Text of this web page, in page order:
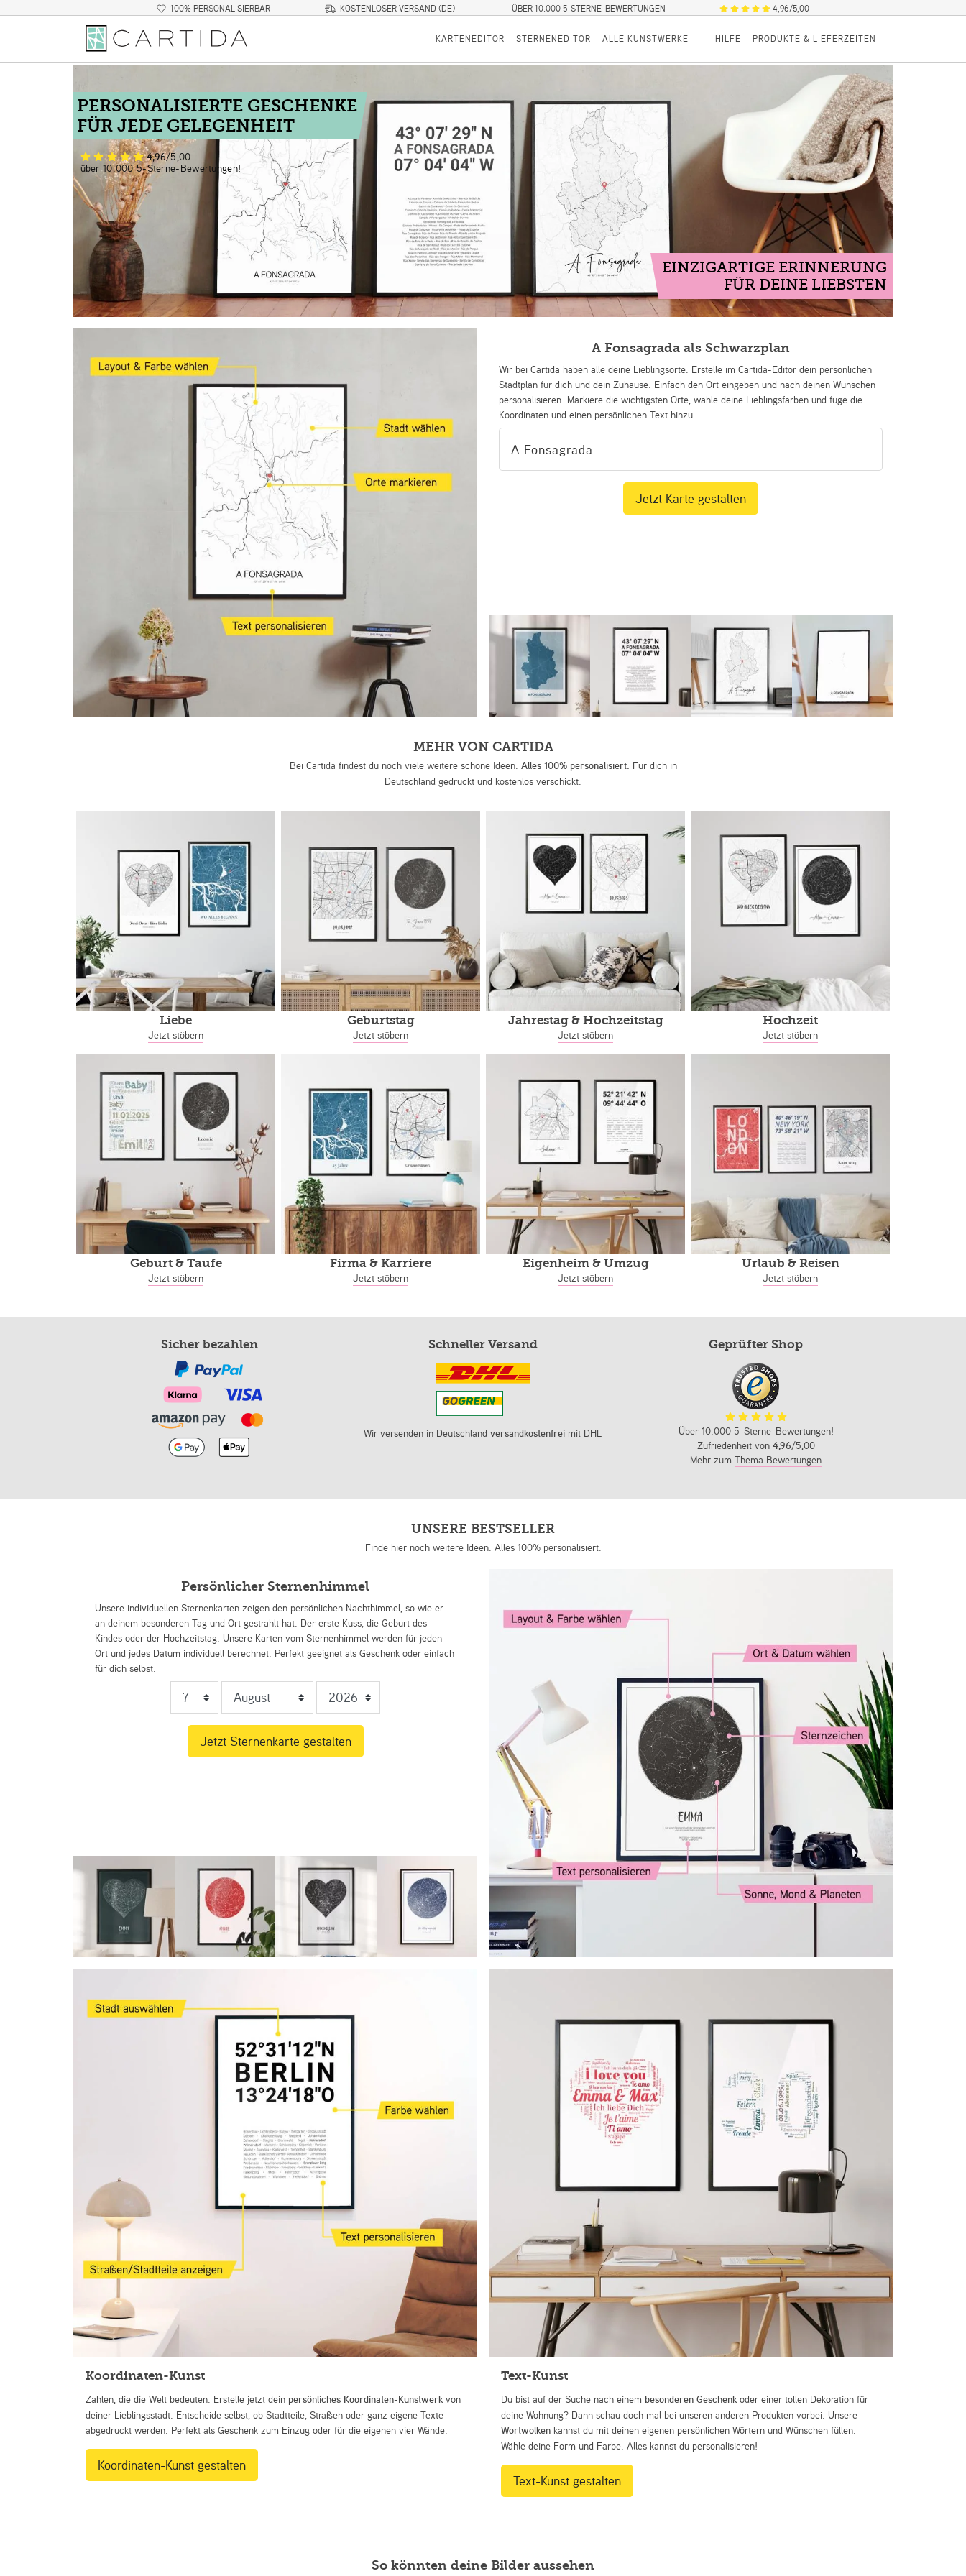
100% PERSONALISIERBAR KOSTENLOSER VERSAND (DE) ÜBER 10.000 5-STERNE-BEWERTUNGEN 4,96/5,00
KARTENEDITOR STERNENEDITOR ALLE KUNSTWERKE HILFE PRODUKTE & LIEFERZEITEN
PERSONALISIERTE GESCHENKE
FÜR JEDE GELEGENHEIT
4,96/5,00
über 10.000 5-Sterne-Bewertungen!
EINZIGARTIGE ERINNERUNG
FÜR DEINE LIEBSTEN
A Fonsagrada als Schwarzplan
Wir bei Cartida haben alle deine Lieblingsorte. Erstelle im Cartida-Editor dein persönlichen
Stadtplan für dich und dein Zuhause. Einfach den Ort eingeben und nach deinen Wünschen
personalisieren: Markiere die wichtigsten Orte, wähle deine Lieblingsfarben und füge die
Koordinaten und einen persönlichen Text hinzu.
Jetzt Karte gestalten
MEHR VON CARTIDA
Bei Cartida findest du noch viele weitere schöne Ideen. Alles 100% personalisiert. Für dich in
Deutschland gedruckt und kostenlos verschickt.
Liebe
Jetzt stöbern
Geburtstag
Jetzt stöbern
Jahrestag& Hochzeitstag
Jetzt stöbern
Hochzeit
Jetzt stöbern
Geburt & Taufe
Jetzt stöbern
Firma & Karriere
Jetzt stöbern
Eigenheim& Umzug
Jetzt stöbern
Urlaub & Reisen
Jetzt stöbern
Sicher bezahlen Schneller Versand
Wir versenden in Deutschlandversandkostenfrei mit DHL
Geprüfter Shop
Über 10.000 5-Sterne-Bewertungen!
Zufriedenheit von 4,96/5,00
Mehr zumThema Bewertungen
UNSERE BESTSELLER
Finde hier noch weitere Ideen. Alles 100% personalisiert.
Persönlicher Sternenhimmel
Unsere individuellen Sternenkarten zeigen den persönlichen Nachthimmel, so wie er
an deinem besonderen Tag und Ort gestrahlt hat. Der erste Kuss, die Geburt des
Kindes oder der Hochzeitstag. Unsere Karten vom Sternenhimmel werden für jeden
Ort und jedes Datum individuell berechnet. Perfekt geeignet als Geschenk oder einfach
für dich selbst.
Koordinaten-Kunst
Zahlen, die die Welt bedeuten. Erstelle jetzt dein persönliches Koordinaten-Kunstwerk von
deiner Lieblingsstadt. Entscheide selbst, ob Stadtteile, Straßen oder ganz eigene Texte
abgedruckt werden. Perfekt als Geschenk zum Einzug oder für die eigenen vier Wände.
Koordinaten-Kunst gestalten
Text-Kunst
Du bist auf der Suche nach einem besonderen Geschenk oder einer tollen Dekoration für
deine Wohnung? Dann schau doch mal bei unseren anderen Produkten vorbei. Unsere
Wortwolken kannst du mit deinen eigenen persönlichen Wörtern und Wünschen füllen.
Wähle deine Form und Farbe. Alles kannst du personalisieren!
Text-Kunst gestalten
So könnten deine Bilder aussehen